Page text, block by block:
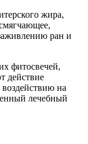
жира,
ран и
фитосвечей,
действие
на
лечебный